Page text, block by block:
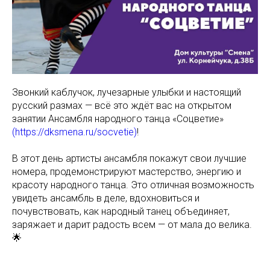
Звонкий каблучок, лучезарные улыбки и настоящий
русский размах — всё это ждёт вас на открытом
занятии Ансамбля народного танца «Соцветие»
(https://dksmena.ru/socvetie)!
В этот день артисты ансамбля покажут свои лучшие
номера, продемонстрируют мастерство, энергию и
красоту народного танца. Это отличная возможность
увидеть ансамбль в деле, вдохновиться и
почувствовать, как народный танец объединяет,
заряжает и дарит радость всем — от мала до велика.
🌟